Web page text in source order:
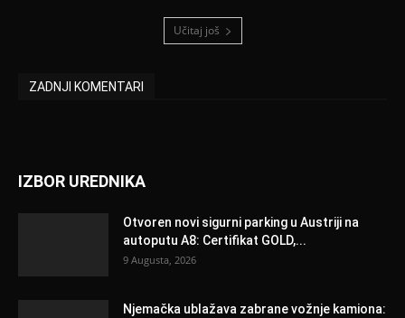
Učitaj još
ZADNJI KOMENTARI
IZBOR UREDNIKA
Otvoren novi sigurni parking u Austriji na
autoputu A8: Certifikat GOLD,...
9 Augusta, 2026
Njemačka ublažava zabrane vožnje kamiona: